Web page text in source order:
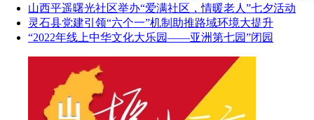
山西平遥曙光社区举办“爱满社区，情暖老人”七夕活动
灵石县党建引领“六个一”机制助推路域环境大提升
“2022年线上中华文化大乐园——亚洲第七园”闭园